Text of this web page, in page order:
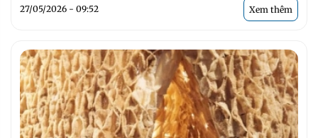
27/05/2026 - 09:52 Xem thêm